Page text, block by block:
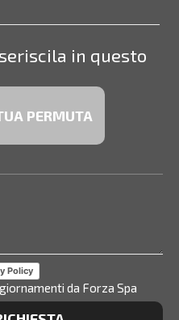
in questo
PERMUTA
Policy
da Forza Spa